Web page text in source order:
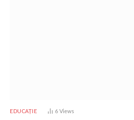
EDUCAȚIE 6Views